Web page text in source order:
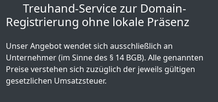
Treuhand-Service zur Domain-
Registrierung ohne lokale Präsenz
Unser Angebot wendet sich ausschließlich an
Unternehmer (im Sinne des § 14 BGB). Alle genannten
Preise verstehen sich zuzüglich der jeweils gültigen
gesetzlichen Umsatzsteuer.